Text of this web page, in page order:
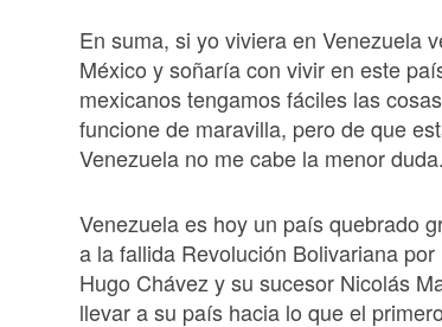
En suma, si yo viviera en Venezuela
México y soñaría con vivir en este
mexicanos tengamos fáciles las
funcione de maravilla, pero de que
Venezuela no me cabe la menor duda.
Venezuela es hoy un país quebrado
a la fallida Revolución Bolivariana
Hugo Chávez y su sucesor Nicolás
llevar a su país hacia lo que el